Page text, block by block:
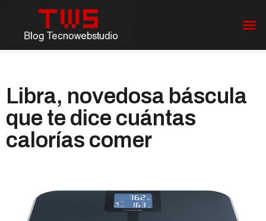
Libra, novedosa báscula
que te dice cuántas
calorías comer